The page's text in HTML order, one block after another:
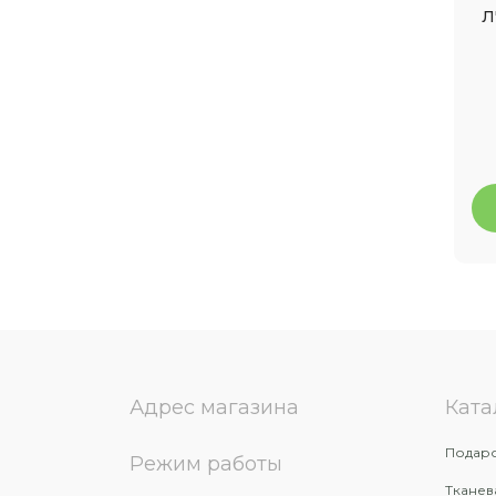
Адрес магазина
Режим работы